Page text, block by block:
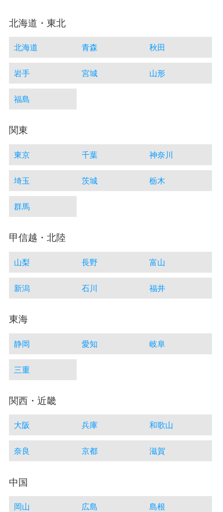
北海道・東北
北海道 青森 秋田
岩手 宮城 山形
福島
関東
東京 千葉 神奈川
埼玉 茨城 栃木
群馬
甲信越・北陸
山梨 長野 富山
新潟 石川 福井
東海
静岡 愛知 岐阜
三重
関西・近畿
大阪 兵庫 和歌山
奈良 京都 滋賀
中国
岡山 広島 島根